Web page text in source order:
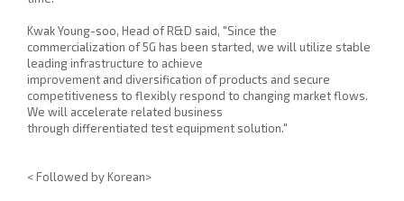
Kwak Young-soo, Head of R&D said, "Since the
commercialization of 5G has been started, we will utilize stable
leading infrastructure to achieve
improvement and diversification of products and secure
competitiveness to flexibly respond to changing market flows.
We will accelerate related business
through differentiated test equipment solution."
< Followed by Korean>